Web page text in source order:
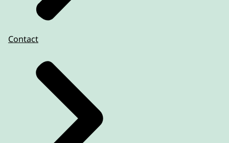
Contact